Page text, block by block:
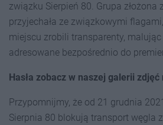
związku Sierpień 80. Grupa złożona
przyjechała ze związkowymi
miejscu zrobili transparenty, malując
adresowane bezpośrednio do
Hasła zobacz w naszej galerii
Przypomnijmy, że od 21 grudnia
Sierpnia 80 blokują transport węgla